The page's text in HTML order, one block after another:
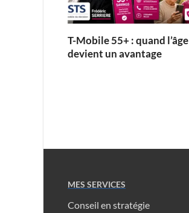
T-Mobile 55+ : quand l’âge
devient un avantage
MES SERVICES
Conseil en stratégie